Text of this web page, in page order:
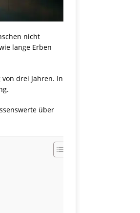
nicht
lange Erben
drei Jahren. In
über